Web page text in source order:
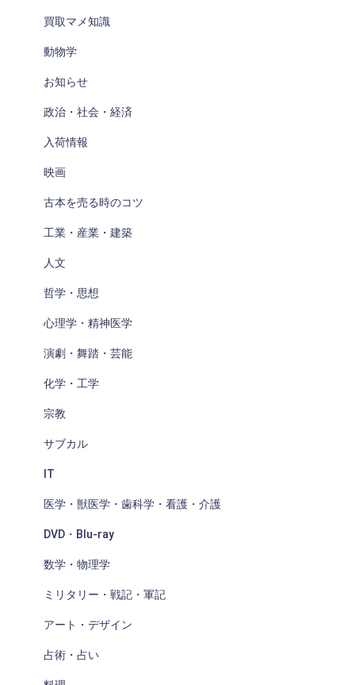
買取マメ知識
動物学
お知らせ
政治・社会・経済
入荷情報
映画
古本を売る時のコツ
工業・産業・建築
人文
哲学・思想
心理学・精神医学
演劇・舞踏・芸能
化学・工学
宗教
サブカル
IT
医学・獣医学・歯科学・看護・介護
DVD・Blu-ray
数学・物理学
ミリタリー・戦記・軍記
アート・デザイン
占術・占い